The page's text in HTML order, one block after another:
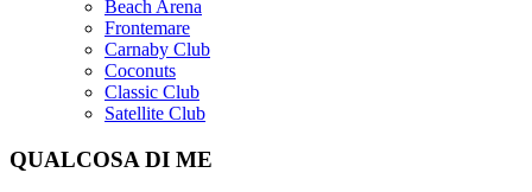
Beach Arena
Frontemare
Carnaby Club
Coconuts
Classic Club
Satellite Club
QUALCOSA DI ME